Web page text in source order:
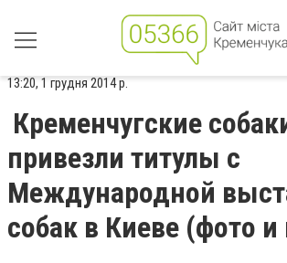
13:20, 1 грудня 2014 р.
Кременчугские
привезли титулы с
Международной
собак в Киеве (фото